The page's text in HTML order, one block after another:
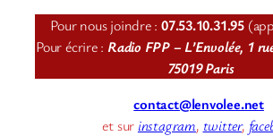
Pour nous joindre : 07.53.10.31.95
Pour écrire : Radio FPP – L’Envolée, 1
75019 Paris
contact@lenvolee.net
et sur instagram, twitter,